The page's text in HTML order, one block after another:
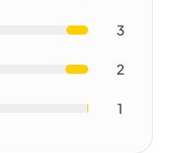
3
2
1